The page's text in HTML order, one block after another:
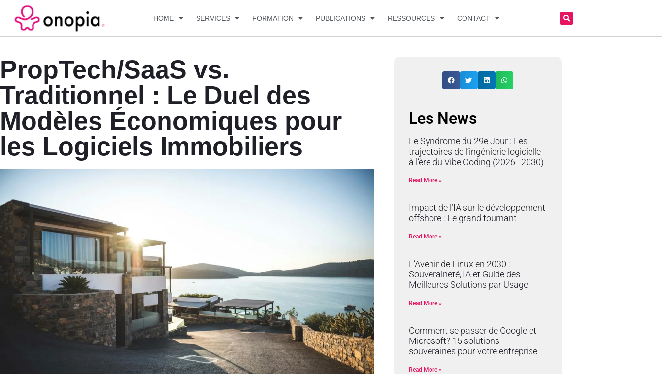
HOME SERVICES FORMATION PUBLICATIONS RESSOURCES CONTACT
PropTech/SaaS vs.
Traditionnel : Le Duel des
Modèles Économiques pour
les Logiciels Immobiliers
Les News
Le Syndrome du 29e Jour : Les
trajectoires de l’ingénierie logicielle
à l’ère du Vibe Coding (2026–2030)
Read More »
Impact de l’IA sur le développement
offshore : Le grand tournant
Read More »
L’Avenir de Linux en 2030 :
Souveraineté, IA et Guide des
Meilleures Solutions par Usage
Read More »
Comment se passer de Google et
Microsoft? 15 solutions
souveraines pour votre entreprise
Read More »